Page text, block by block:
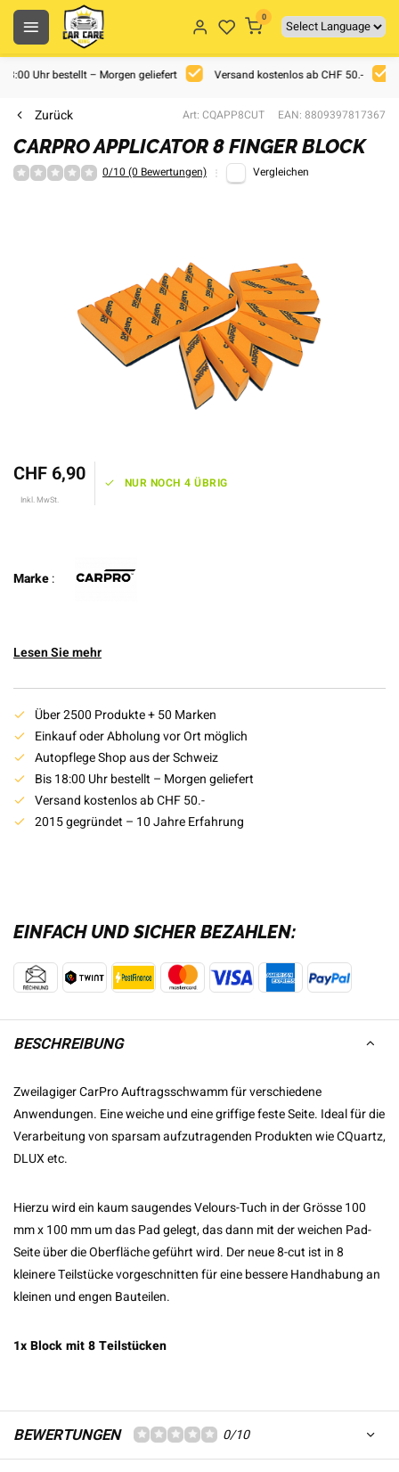
0
Uhr bestellt – Morgen geliefert Versand kostenlos ab CHF 50.-
Zurück Art: CQAPP8CUT EAN: 8809397817367
CARPRO APPLICATOR 8 FINGER BLOCK
0/10 (0 Bewertungen) Vergleichen
CHF 6,90
Inkl. MwSt.
NUR NOCH 4 ÜBRIG
Marke:
Lesen Sie mehr
Über 2500 Produkte + 50 Marken
Einkauf oder Abholung vor Ort möglich
Autopflege Shop aus der Schweiz
Bis 18:00 Uhr bestellt – Morgen geliefert
Versand kostenlos ab CHF 50.-
2015 gegründet – 10 Jahre Erfahrung
EINFACH UND SICHER BEZAHLEN:
BESCHREIBUNG
Zweilagiger CarPro Auftragsschwamm für verschiedene
Anwendungen. Eine weiche und eine griffige feste Seite. Ideal für die
Verarbeitung von sparsam aufzutragenden Produkten wie CQuartz,
DLUX etc.
Hierzu wird ein kaum saugendes Velours-Tuch in der Grösse 100
mm x 100 mm um das Pad gelegt, das dann mit der weichen Pad-
Seite über die Oberfläche geführt wird. Der neue 8-cut ist in 8
kleinere Teilstücke vorgeschnitten für eine bessere Handhabung an
kleinen und engen Bauteilen.
1x Block mit 8 Teilstücken
BEWERTUNGEN 0/10